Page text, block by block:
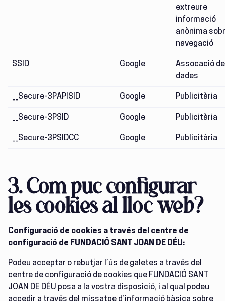
extreure
informació
anònima
navegació
SSID Google
Assocació de
dades
__Secure-3PAPISID Google Publicitària
__Secure-3PSID Google Publicitària
__Secure-3PSIDCC Google Publicitària
3.Com puc configurar
les cookies al lloc web?
Configuració de cookies a través del centre de
configuració de FUNDACIÓ SANT JOAN DE DÉU:
Podeu acceptar o rebutjar l’ús de galetes a través del
centre de configuració de cookies que FUNDACIÓ SANT
JOAN DE DÉU posa a la vostra disposició, i al qual podeu